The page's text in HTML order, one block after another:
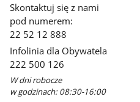
Skontaktuj się z nami
pod numerem:
22 52 12 888
Infolinia dla Obywatela
222 500 126
W dni robocze
w godzinach: 08:30-16:00